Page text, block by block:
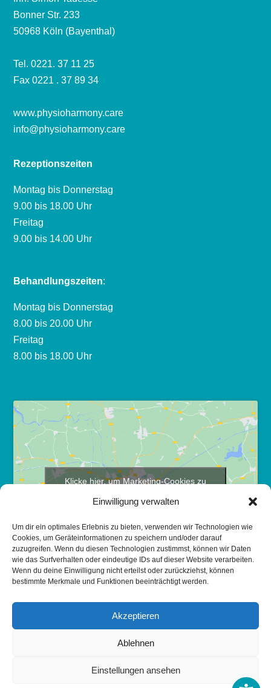
Einwilligung verwalten
Um dir ein optimales Erlebnis zu bieten, verwenden wir Technologien wie
Cookies, um Geräteinformationen zu speichern und/oder darauf
zuzugreifen. Wenn du diesen Technologien zustimmst, können wir Daten
wie das Surfverhalten oder eindeutige IDs auf dieser Website verarbeiten.
Wenn du deine Einwilligung nicht erteilst oder zurückziehst, können
bestimmte Merkmale und Funktionen beeinträchtigt werden.
Akzeptieren
Ablehnen
Einstellungen ansehen
Bonner Str. 233
50968 Köln (Bayenthal)
Tel. 0221. 37 11 25
Fax 0221 . 37 89 34
www.physioharmony.care
info@physioharmony.care
Rezeptionszeiten
Montag bis Donnerstag
9.00 bis 18.00 Uhr
Freitag
9.00 bis 14.00 Uhr
Behandlungszeiten:
Montag bis Donnerstag
8.00 bis 20.00 Uhr
Freitag
8.00 bis 18.00 Uhr
Klicke hier, um Marketing-Cookies zu
HARMONY | Simon Tadesse
Diese Webseite wurde erstellt von